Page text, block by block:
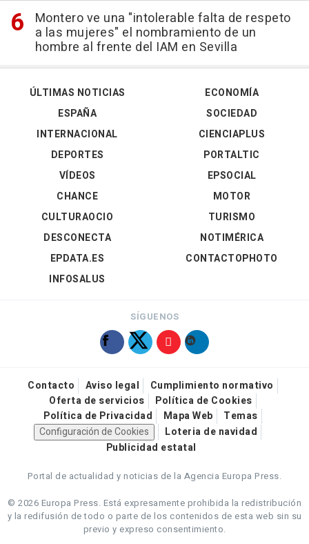
Montero ve una "intolerable falta de respeto
a las mujeres" el nombramiento de un
hombre al frente del IAM en Sevilla
ÚLTIMAS NOTICIAS
ESPAÑA
INTERNACIONAL
DEPORTES
VÍDEOS
ECONOMÍA
SOCIEDAD
CIENCIAPLUS
PORTALTIC
EPSOCIAL
CHANCE
CULTURAOCIO
DESCONECTA
EPDATA.ES
INFOSALUS
MOTOR
TURISMO
NOTIMÉRICA
CONTACTOPHOTO
SÍGUENOS
Contacto Aviso legal
Cumplimiento normativo
Oferta de servicios
Política de Cookies
Política de Privacidad
Mapa Web
Temas
Configuración de Cookies
Loteria de navidad
Publicidad estatal
Portal de actualidad y noticias de la Agencia Europa Press.
© 2026 Europa Press. Está expresamente prohibida la redistribución
y la redifusión de todo o parte de los contenidos de esta web sin su
previo y expreso consentimiento.